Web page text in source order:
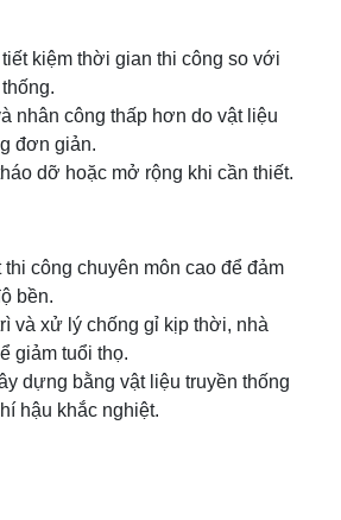
kiệm thời gian thi công so với
nhân công thấp hơn do vật liệu
đơn giản.
dỡ hoặc mở rộng khi cần thiết.
thi công chuyên môn cao để đảm
bền.
và xử lý chống gỉ kịp thời, nhà
giảm tuổi thọ.
dựng bằng vật liệu truyền thống
hậu khắc nghiệt.